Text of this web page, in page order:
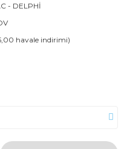
- DELPHİ
havale indirimi)